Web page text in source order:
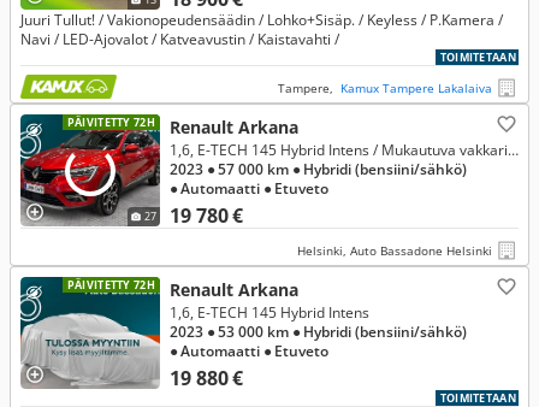
Juuri Tullut! / Vakionopeudensäädin / Lohko+Sisäp. / Keyless / P.Kamera /
Navi / LED-Ajovalot / Katveavustin / Kaistavahti /
TOIMITETAAN
Tampere, Kamux Tampere Lakalaiva
PÄIVITETTY 72H
27
Renault Arkana
19 780 €
1,6, E-TECH 145 Hybrid Intens / Mukautuva vakkari / Apple Car / Älyavain / *** Korkotarjous 1,49% + kulut
2023 ● 57 000 km ● Hybridi (bensiini/sähkö)
● Automaatti ● Etuveto
Helsinki, Auto Bassadone Helsinki
PÄIVITETTY 72H Renault Arkana
19 880 €
1,6, E-TECH 145 Hybrid Intens
2023 ● 53 000 km ● Hybridi (bensiini/sähkö)
● Automaatti ● Etuveto
TOIMITETAAN